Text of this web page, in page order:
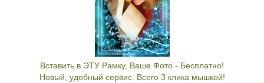
Вставить в ЭТУ Рамку, Ваше Фото - Бесплатно!
Новый, удобный сервис. Всего 3 клика мышкой!